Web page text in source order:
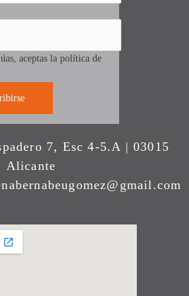
aceptas la política de
7, Esc 4-5.A | 03015
Alicante